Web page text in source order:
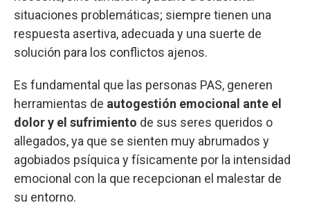
situaciones problemáticas; siempre tienen una
respuesta asertiva, adecuada y una suerte de
solución para los conflictos ajenos.
Es fundamental que las personas PAS, generen
herramientas de autogestión emocional ante el
dolor y el sufrimiento de sus seres queridos o
allegados, ya que se sienten muy abrumados y
agobiados psíquica y físicamente por la intensidad
emocional con la que recepcionan el malestar de
su entorno.